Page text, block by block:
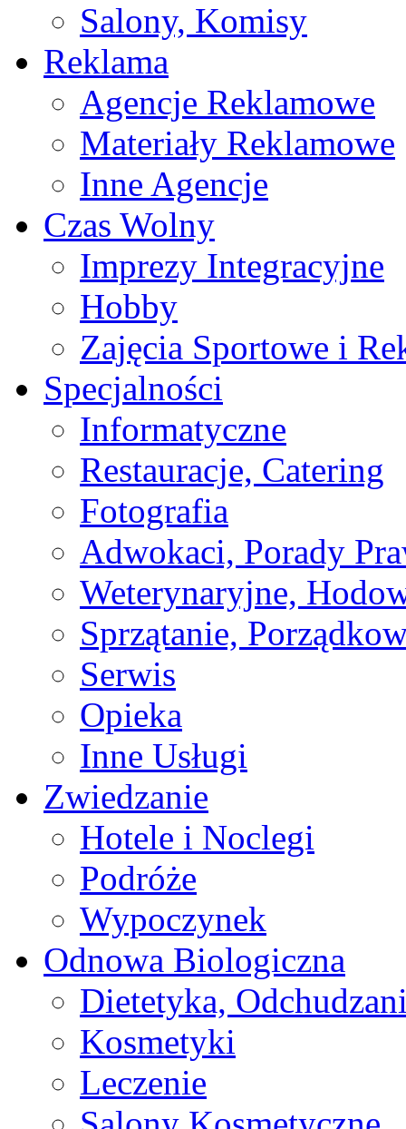
Salony, Komisy
Reklama
Agencje Reklamowe
Materiały Reklamowe
Inne Agencje
Czas Wolny
Imprezy Integracyjne
Hobby
Zajęcia Sportowe i
Specjalności
Informatyczne
Restauracje, Catering
Fotografia
Adwokaci, Porady
Weterynaryjne,
Sprzątanie,
Serwis
Opieka
Inne Usługi
Zwiedzanie
Hotele i Noclegi
Podróże
Wypoczynek
Odnowa Biologiczna
Dietetyka,
Kosmetyki
Leczenie